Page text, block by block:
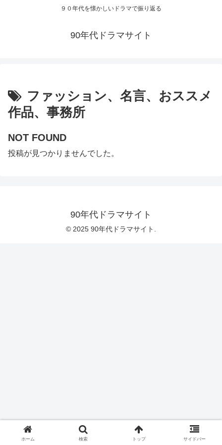
９０年代を懐かしいドラマで振り返る
90年代ドラマサイト
ファッション、名言、おススメ
作品、事務所
NOT FOUND
投稿が見つかりませんでした。
90年代ドラマサイト
© 2025 90年代ドラマサイト.
ホーム 検索 トップ サイドバー